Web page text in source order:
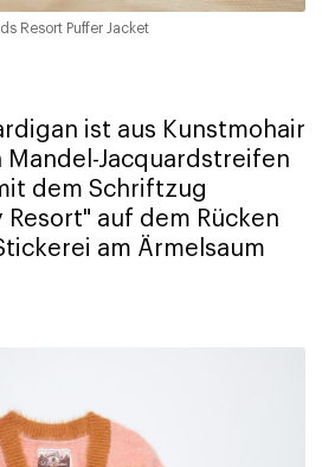
Resort Puffer Jacket
ist aus Kunstmohair
Jacquardstreifen
dem Schriftzug
Resort" auf dem Rücken
am Ärmelsaum